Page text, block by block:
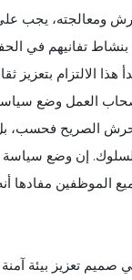
ومعالجته، يجب
بنشاط تفانيهم في
هذا الالتزام بتعزيز
العمل وضع
الصريح فحسب،
إن وضع
الموظفين مفادها
صميم تعزيز بيئة